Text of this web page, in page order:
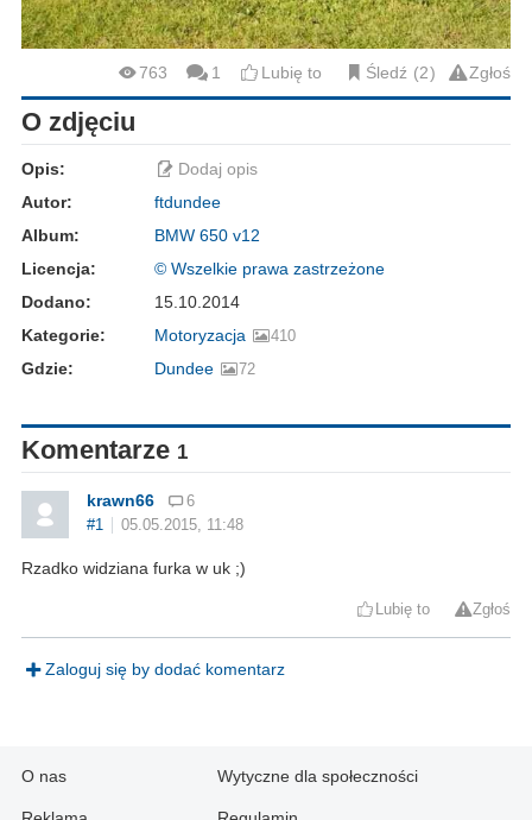
763 1 Lubię to Śledź 2 Zgłoś
O zdjęciu
Opis:
Dodaj opis
Autor:
ftdundee
Album:
BMW 650 v12
Licencja:
© Wszelkie prawa zastrzeżone
Dodano:
15.10.2014
Kategorie:
Motoryzacja 410
Gdzie: Dundee 72
Komentarze 1
krawn66
6
#1
05.05.2015, 11:48
Rzadko widziana furka w uk ;)
Lubię to Zgłoś
Zaloguj się by dodać komentarz
O nas Wytyczne dla społeczności